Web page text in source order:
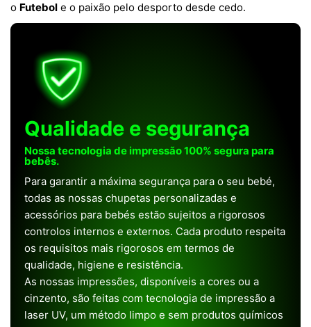
o Futebol e o paixão pelo desporto desde cedo.
Qualidade e segurança
Nossa tecnologia de impressão 100% segura para
bebês.
Para garantir a máxima segurança para o seu bebé,
todas as nossas chupetas personalizadas e
acessórios para bebés estão sujeitos a rigorosos
controlos internos e externos. Cada produto respeita
os requisitos mais rigorosos em termos de
qualidade, higiene e resistência.
As nossas impressões, disponíveis a cores ou a
cinzento, são feitas com tecnologia de impressão a
laser UV, um método limpo e sem produtos químicos